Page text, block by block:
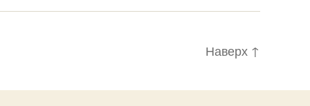
Наверх ↑